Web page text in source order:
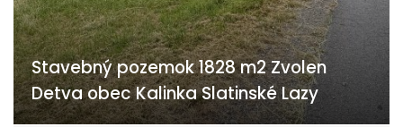
Stavebný pozemok 1828 m2 Zvolen
Detva obec Kalinka Slatinské Lazy